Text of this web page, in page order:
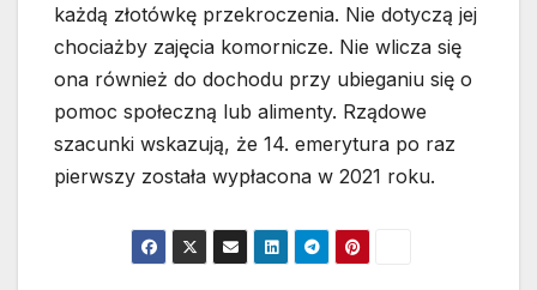
każdą złotówkę przekroczenia. Nie dotyczą jej
chociażby zajęcia komornicze. Nie wlicza się
ona również do dochodu przy ubieganiu się o
pomoc społeczną lub alimenty. Rządowe
szacunki wskazują, że 14. emerytura po raz
pierwszy została wypłacona w 2021 roku.